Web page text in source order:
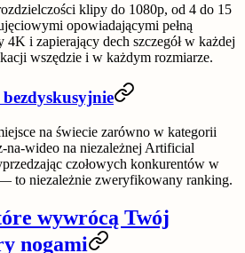
klipy do 1080p, od 4 do 15
opowiadającymi pełną
4K i zapierający dech szczegół w każdej
wszędzie i w każdym rozmiarze.
na świecie zarówno w kategorii
na-wideo na niezależnej Artificial
czołowych konkurentów w
to niezależnie zweryfikowany ranking.
wywrócą Twój
nogami